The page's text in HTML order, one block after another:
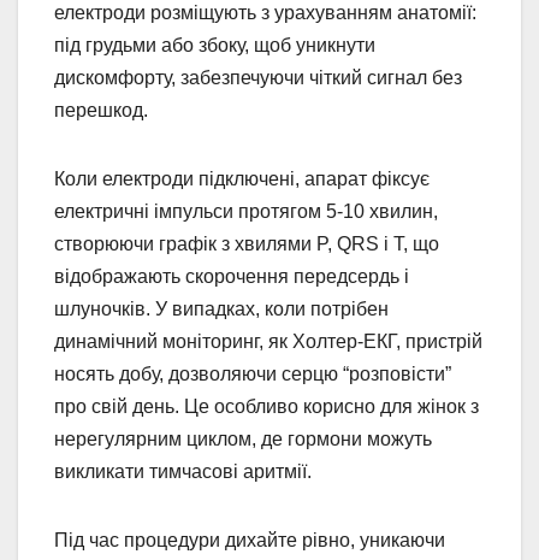
електроди розміщують з урахуванням анатомії:
під грудьми або збоку, щоб уникнути
дискомфорту, забезпечуючи чіткий сигнал без
перешкод.
Коли електроди підключені, апарат фіксує
електричні імпульси протягом 5-10 хвилин,
створюючи графік з хвилями P, QRS і T, що
відображають скорочення передсердь і
шлуночків. У випадках, коли потрібен
динамічний моніторинг, як Холтер-ЕКГ, пристрій
носять добу, дозволяючи серцю “розповісти”
про свій день. Це особливо корисно для жінок з
нерегулярним циклом, де гормони можуть
викликати тимчасові аритмії.
Під час процедури дихайте рівно, уникаючи